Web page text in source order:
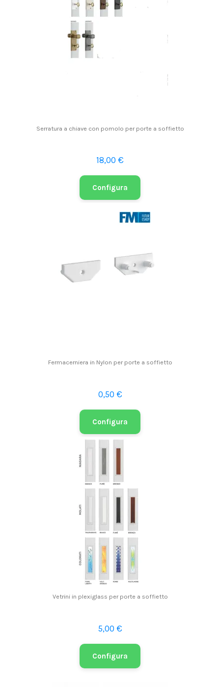
Serratura a chiave con pomolo per porte a soffietto
18,00 €
Configura
Fermacerniera in Nylon per porte a soffietto
0,50 €
Configura
Vetrini in plexiglass per porte a soffietto
5,00 €
Configura